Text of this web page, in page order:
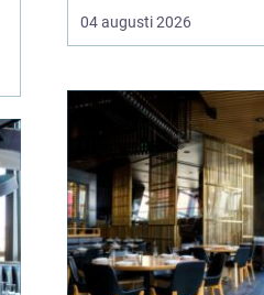
och deras årliga
växande lager kan
historia och omgivning.
04 augusti 2026